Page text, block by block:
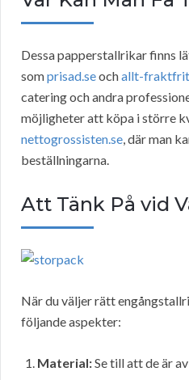
Dessa papperstallrikar finns
somprisad.seochallt-
catering och andra
möjligheter att köpa i större
nettogrossisten.se, där man
beställningarna.
Att Tänk På vid
När du väljer rätt
följande aspekter:
Material:Se till att de är